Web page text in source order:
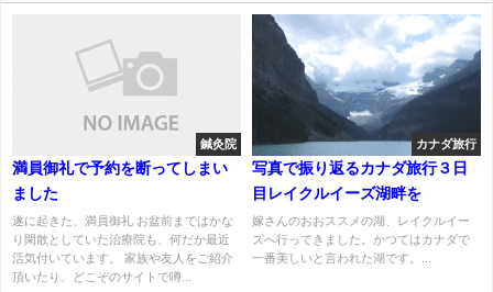
鍼灸院
満員御礼で予約を断ってしまい
ました
遂に起きた、満員御礼 お盆前まではかな
り閑散としていた治療院も、何だか最近
活気付いています。 家族や友人をご紹介
頂いたり、どこぞのサイトで噂...
カナダ旅行
写真で振り返るカナダ旅行３日
目レイクルイーズ湖畔を
嫁さんのおおススメの湖、レイクルイー
ズへ行ってきました。かつてはカナダで
一番美しいと言われた湖です。...